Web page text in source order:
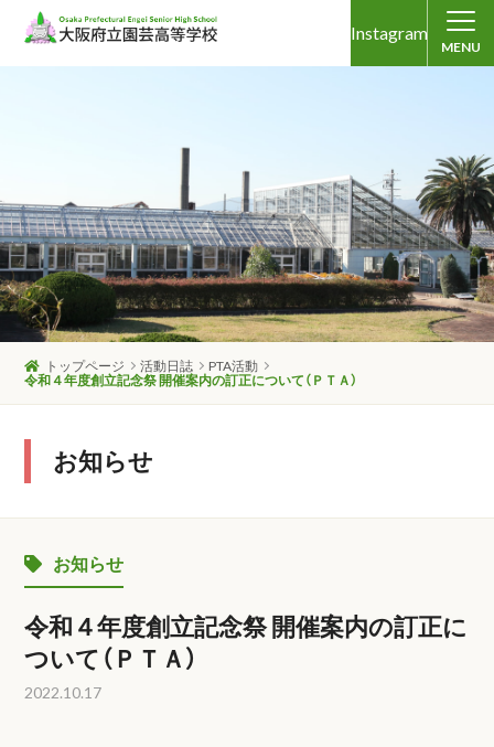
Instagram
MENU
トップページ 活動日誌
PTA活動
令和４年度創立記念祭 開催案内の訂正について（ＰＴＡ）
お知らせ
お知らせ
令和４年度創立記念祭 開催案内の訂正に
ついて（ＰＴＡ）
2022.10.17